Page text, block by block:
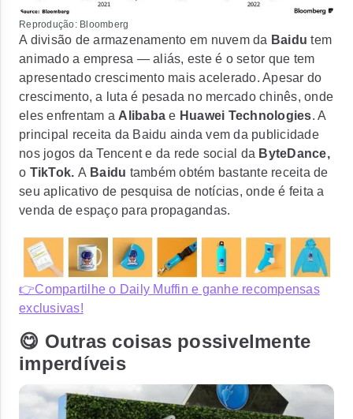
Reprodução: Bloomberg
A divisão de armazenamento em nuvem da Baidu tem
animado a empresa — aliás, este é o setor que tem
apresentado crescimento mais acelerado. Apesar do
crescimento, a luta é pesada no mercado chinês, onde
eles enfrentam a Alibabae Huawei Technologies. A
principal receita da Baidu ainda vem da publicidade
nos jogos da Tencente da rede social da ByteDance,
o TikTok. A Baidu também obtém bastante receita de
seu aplicativo de pesquisa de notícias, onde é feita a
venda de espaço para propagandas.
👉Compartilhe o Daily Muffin e ganhe recompensas
exclusivas!
😋 Outras coisas possivelmente
imperdíveis